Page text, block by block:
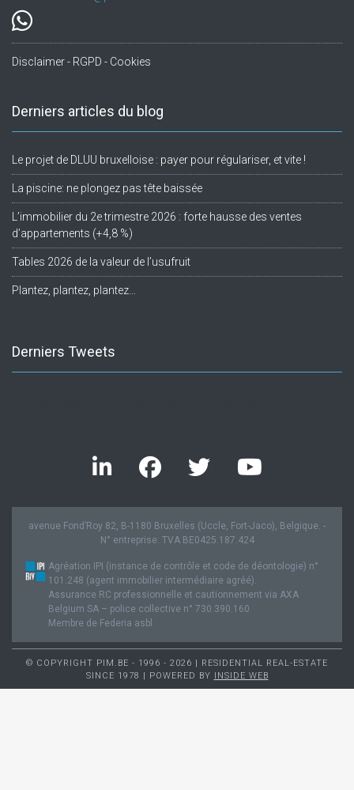
Disclaimer - RGPD - Cookies
Derniers articles du blog
Le projet de DLUU bruxelloise : payer pour régulariser, et vite !
La piscine: ne plongez pas tête baissée
L’immobilier du 2e trimestre 2026 : forte hausse des ventes
d’appartements (+4,8 %)
Tables 2026 de la valeur de l’usufruit
Plantez, plantez, plantez…
Derniers Tweets
avenue Fond’Roy 82, B-1180 Bruxelles (Uccle, Fort-Jaco), Belgique. -
N° entreprise: TVA BE0425.187.424
Agréation IPI (instance de contrôle et code de déontologie) n°
101.248 (agent immobilier intermédiaire agréé).
Assurance RC professionnelle et cautionnement via AXA
Belgium SA – police collective n° 730.390.160
Membre de Federia asbl
© COPYRIGHT PIM.BE - 1996 - 2026 | RESIDENTIAL REAL-ESTATE
SINCE 1978 | POWERED BY INSIDE WEB